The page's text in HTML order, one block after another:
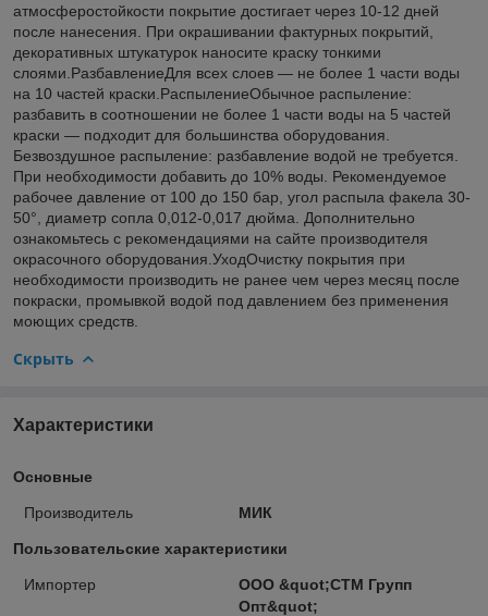
атмосферостойкости покрытие достигает через 10-12 дней
после нанесения. При окрашивании фактурных покрытий,
декоративных штукатурок наносите краску тонкими
слоями.РазбавлениеДля всех слоев — не более 1 части воды
на 10 частей краски.РаспылениеОбычное распыление:
разбавить в соотношении не более 1 части воды на 5 частей
краски — подходит для большинства оборудования.
Безвоздушное распыление: разбавление водой не требуется.
При необходимости добавить до 10% воды. Рекомендуемое
рабочее давление от 100 до 150 бар, угол распыла факела 30-
50°, диаметр сопла 0,012-0,017 дюйма. Дополнительно
ознакомьтесь с рекомендациями на сайте производителя
окрасочного оборудования.УходОчистку покрытия при
необходимости производить не ранее чем через месяц после
покраски, промывкой водой под давлением без применения
моющих средств.
Скрыть
Характеристики
Основные
Производитель МИК
Пользовательские характеристики
Импортер
ООО &quot;СТМ Групп
Опт&quot;